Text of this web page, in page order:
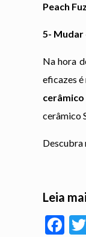
Peach
5-
Na hora
eficazes é
cerâmico
Descubra
Leia